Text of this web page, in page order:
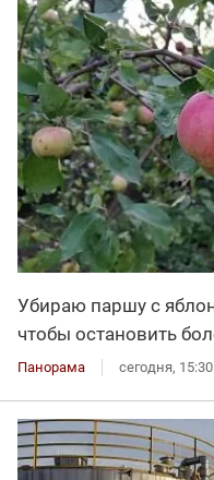
Убираю паршу с
чтобы остановить
Панорама сегодня, 15:30